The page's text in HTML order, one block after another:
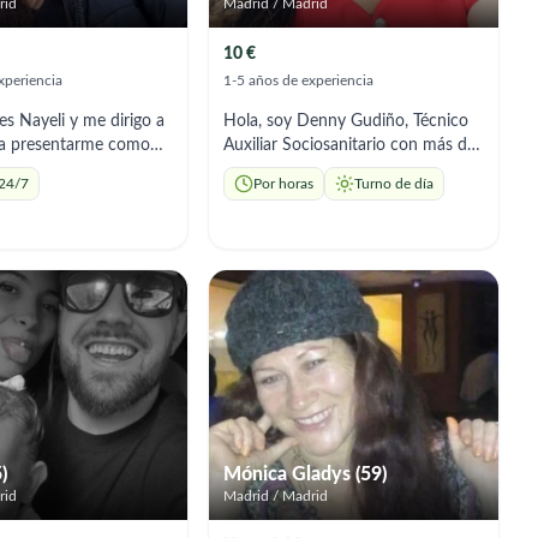
Nayeli y me dirigo a
presentarme como
una labor que
acompañarlos,
necesidades, respetar
crear un ambiente
donde puedan
y felices. Para
infantil es más que
una pasión que
y
el cuidado de
7
Madrid / Madrid
10 €
1-5 años de experiencia
Hola, soy Denny Gudiño, Técnico
Auxiliar Sociosanitario con más de
2 años de experiencia en el sector.
Mi compromiso va más allá de la
autonomía y brindando un apoyo
emocional cercano y respetuoso. ​
Ofrezco una atención
personalizada adaptada a las
necesidades de cada hogar y Mis
servicios incluyen: ​* Higiene y Aseo
Personal: Cuidado experto en la
rutina de aseo diario y confort. * ​
Acompañamiento y Apoyo
Emocional: Escucha activa y
Por horas Turno de día
Mónica Gladys (59)
Madrid / Madrid